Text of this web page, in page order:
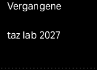
Vergangene
taz lab 2027